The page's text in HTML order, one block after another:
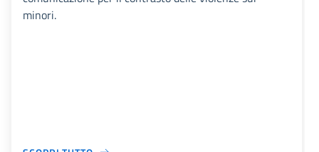
minori.